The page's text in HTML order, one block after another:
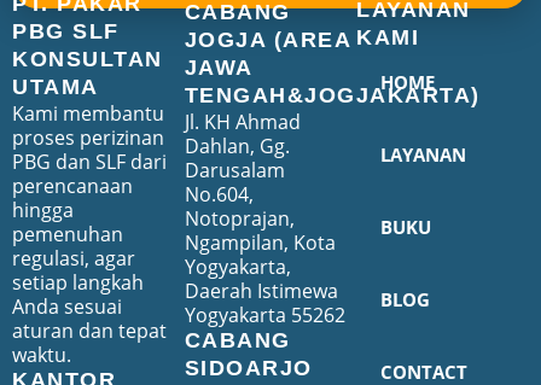
PBG SLF
KONSULTAN
UTAMA
Kami membantu
proses perizinan
PBG dan SLF dari
perencanaan
hingga
pemenuhan
regulasi, agar
setiap langkah
Anda sesuai
aturan dan tepat
waktu.
CABANG
JOGJA (AREA
JAWA
TENGAH&JOGJAKARTA)
Jl. KH Ahmad
Dahlan, Gg.
Darusalam
No.604,
Notoprajan,
Ngampilan, Kota
Yogyakarta,
Daerah Istimewa
Yogyakarta 55262
CABANG
SIDOARJO
LAYANAN
KAMI
HOME
LAYANAN
BUKU
BLOG
CONTACT